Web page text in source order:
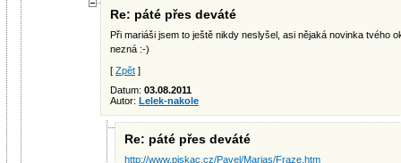
Re: páté přes deváté
Při mariáši jsem to ještě nikdy neslyšel, asi nějaká novinka tvého
nezná :-)
[ Zpět ]
Datum: 03.08.2011
Autor: Lelek-nakole
Re: páté přes deváté
http://www.piskac.cz/Pavel/Marias/Fraze.htm